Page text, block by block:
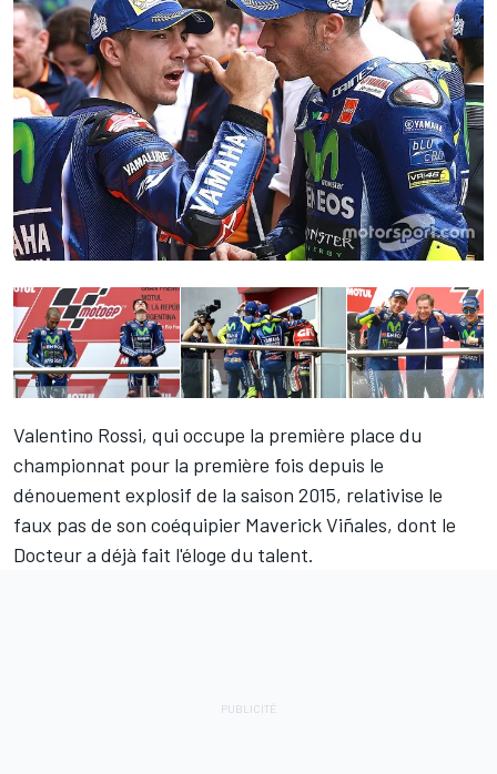
Valentino Rossi, qui occupe la première place du
championnat pour la première fois depuis le
dénouement explosif de la saison 2015, relativise le
faux pas de son coéquipier Maverick Viñales, dont le
Docteur a déjà fait l'éloge du talent.